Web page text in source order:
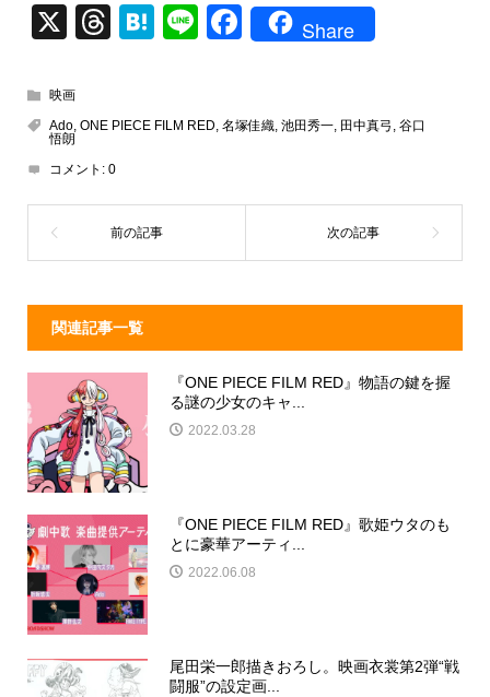
X
T
a
d
s
H
n
Li
F
e
o
k
Share
映画
Ado, ONE PIECE FILM RED 名塚佳織, 池田秀一, 田中真弓 谷口
悟朗
コメント: 0
関連記事一覧
『ONE PIECE FILM RED』物語の鍵を握
る謎の少女のキャ...
2022.03.28
『ONE PIECE FILM RED』歌姫ウタのも
とに豪華アーティ...
2022.06.08
尾田栄一郎描きおろし。映画衣裳第2弾“戦
闘服”の設定画...